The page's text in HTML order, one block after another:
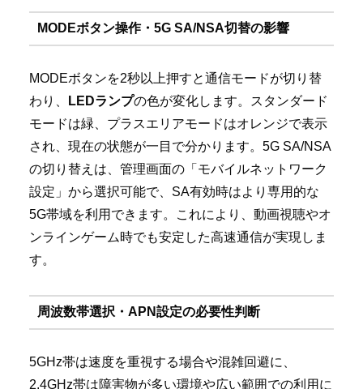
MODEボタン操作・5G SA/NSA切替の影響
MODEボタンを2秒以上押すと通信モードが切り替
わり、
LEDランプの色が変化します。スタンダード
モードは緑、プラスエリアモードはオレンジで表示
され、現在の状態が一目で分かります。5G SA/NSA
の切り替えは、管理画面の「モバイルネットワーク
設定」から選択可能で、SA有効時はより専用的な
5G帯域を利用できます。これにより、動画視聴やオ
ンラインゲーム時でも安定した高速通信が実現しま
す。
周波数帯選択・APN設定の必要性判断
5GHz帯は速度を重視する場合や混雑回避に、
2.4GHz帯は障害物が多い環境や広い範囲での利用に